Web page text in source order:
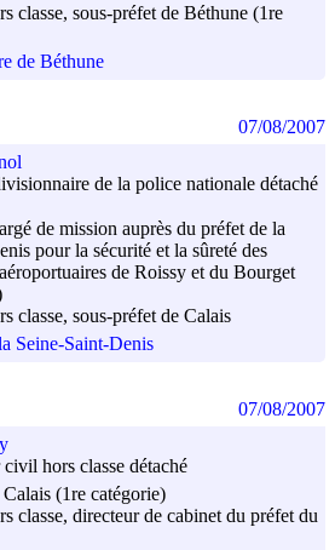
classe, sous-préfet de Béthune (1re
de Béthune
de la police nationale détaché
de mission auprès du préfet de la
pour la sécurité et la sûreté des
de Roissy et du Bourget
classe, sous-préfet de Calais
Seine-Saint-Denis
07/08/2007
hors classe détaché
(1re catégorie)
classe, directeur de cabinet du préfet du
07/08/2007